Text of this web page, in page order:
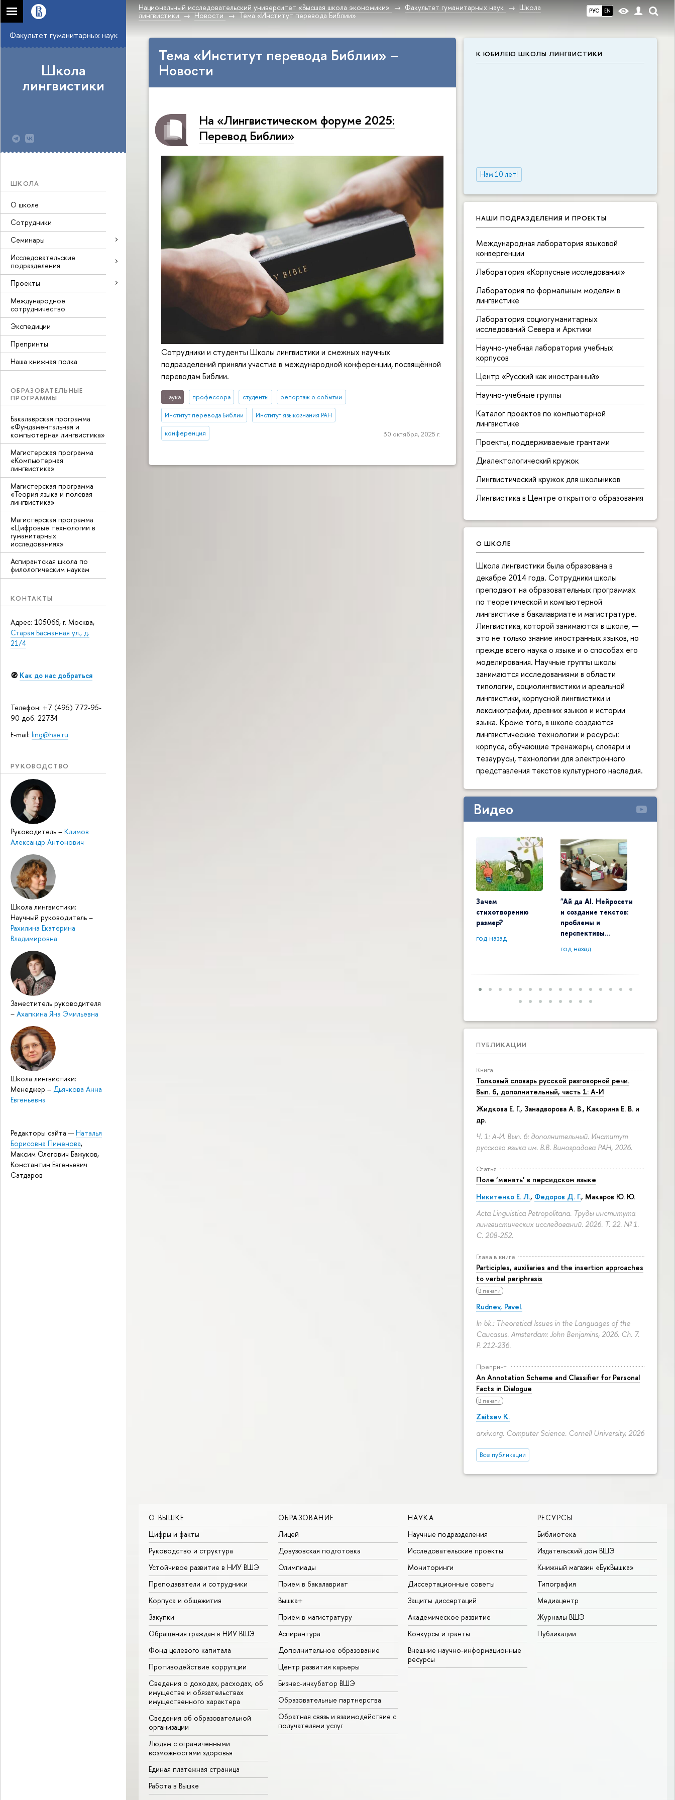
РУС EN
Национальный исследовательский университет «Высшая школа экономики» Факультет гуманитарных наук
Школа
лингвистики
Новости Тема «Институт перевода Библии»
Факультет гуманитарных наук
Школа
лингвистики
ШКОЛА
О школе
Сотрудники
Семинары
Исследовательские
подразделения
Проекты
Международное
сотрудничество
Экспедиции
Препринты
Наша книжная полка
ОБРАЗОВАТЕЛЬНЫЕ
ПРОГРАММЫ
Бакалаврская программа
«Фундаментальная и
компьютерная лингвистика»
Магистерская программа
«Компьютерная
лингвистика»
Магистерская программа
«Теория языка и полевая
лингвистика»
Магистерская программа
«Цифровые технологии в
гуманитарных
исследованиях»
Аспирантская школа по
филологическим наукам
КОНТАКТЫ
Адрес: 105066, г. Москва,
Старая Басманная ул., д.
21/4
🧭 Как до нас добраться
Телефон: +7 (495) 772-95-
90 доб. 22734
E-mail: ling@hse.ru
РУКОВОДСТВО
Руководитель – Климов
Александр Антонович
Школа лингвистики:
Научный руководитель –
Рахилина Екатерина
Владимировна
Заместитель руководителя
– Ахапкина Яна Эмильевна
Школа лингвистики:
Менеджер – Дьячкова Анна
Евгеньевна
Редакторы сайта —Наталья
Борисовна Пименова,
Максим Олегович Бажуков,
Константин Евгеньевич
Сатдаров
К ЮБИЛЕЮ ШКОЛЫ ЛИНГВИСТИКИ
Нам 10 лет!
НАШИ ПОДРАЗДЕЛЕНИЯ И ПРОЕКТЫ
Международная лаборатория языковой
конвергенции
Лаборатория «Корпусные исследования»
Лаборатория по формальным моделям в
лингвистике
Лаборатория социогуманитарных
исследований Севера и Арктики
Научно-учебная лаборатория учебных
корпусов
Центр «Русский как иностранный»
Научно-учебные группы
Каталог проектов по компьютерной
лингвистике
Проекты, поддерживаемые грантами
Диалектологический кружок
Лингвистический кружок для школьников
Лингвистика в Центре открытого образования
О ШКОЛЕ
Школа лингвистики была образована в
декабре 2014 года. Сотрудники школы
преподают на образовательных программах
по теоретической и компьютерной
лингвистике в бакалавриате и магистратуре.
Лингвистика, которой занимаются в школе, —
это не только знание иностранных языков, но
прежде всего наука о языке и о способах его
моделирования. Научные группы школы
занимаются исследованиями в области
типологии, социолингвистики и ареальной
лингвистики, корпусной лингвистики и
лексикографии, древних языков и истории
языка. Кроме того, в школе создаются
лингвистические технологии и ресурсы:
корпуса, обучающие тренажеры, словари и
тезаурусы, технологии для электронного
представления текстов культурного наследия.
Видео
Зачем
стихотворению
размер?
год назад
"Ай да AI. Нейросети
и создание текстов:
проблемы и
перспективы…
год назад
ПУБЛИКАЦИИ
Книга
Толковый словарь русской разговорной речи.
Вып. 6, дополнительный, часть 1: А-И
Жидкова Е. Г., Занадворова А. В., Какорина Е. В. и
др.
Ч. 1: А-И. Вып. 6: дополнительный. Институт
русского языка им. В.В. Виноградова РАН, 2026.
Статья
Поле ‘менять’ в персидском языке
Никитенко Е. Л., Федоров Д. Г., Макаров Ю. Ю.
Acta Linguistica Petropolitana. Труды института
лингвистических исследований. 2026. Т. 22. № 1.
С. 208-252.
Глава в книге
Participles, auxiliaries and the insertion approaches
to verbal periphrasis
В печати
Rudnev, Pavel.
In bk.: Theoretical Issues in the Languages of the
Caucasus. Amsterdam: John Benjamins, 2026. Ch. 7.
P. 212-236.
Препринт
An Annotation Scheme and Classifier for Personal
Facts in Dialogue
В печати
Zaitsev K.
arxiv.org. Computer Science. Cornell University, 2026
Все публикации
Тема «Институт перевода Библии» –
Новости
На «Лингвистическом форуме 2025:
Перевод Библии»
Сотрудники и студенты Школы лингвистики и смежных научных
подразделений приняли участие в международной конференции, посвящённой
переводам Библии.
Наука профессора студенты репортаж о событии
Институт перевода Библии Институт языкознания РАН
конференция 30 октября, 2025 г.
О ВЫШКЕ
Цифры и факты
Руководство и структура
Устойчивое развитие в НИУ ВШЭ
Преподаватели и сотрудники
Корпуса и общежития
Закупки
Обращения граждан в НИУ ВШЭ
Фонд целевого капитала
Противодействие коррупции
Сведения о доходах, расходах, об
имуществе и обязательствах
имущественного характера
Сведения об образовательной
организации
Людям с ограниченными
возможностями здоровья
Единая платежная страница
Работа в Вышке
ОБРАЗОВАНИЕ
Лицей
Довузовская подготовка
Олимпиады
Прием в бакалавриат
Вышка+
Прием в магистратуру
Аспирантура
Дополнительное образование
Центр развития карьеры
Бизнес-инкубатор ВШЭ
Образовательные партнерства
Обратная связь и взаимодействие с
получателями услуг
НАУКА
Научные подразделения
Исследовательские проекты
Мониторинги
Диссертационные советы
Защиты диссертаций
Академическое развитие
Конкурсы и гранты
Внешние научно-информационные
ресурсы
РЕСУРСЫ
Библиотека
Издательский дом ВШЭ
Книжный магазин «БукВышка»
Типография
Медиацентр
Журналы ВШЭ
Публикации